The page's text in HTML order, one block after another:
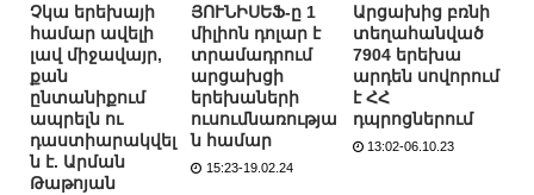
Չկա երեխայի
համար ավելի
լավ միջավայր,
քան
ընտանիքում
ապրելն ու
դաստիարակվել
ն է. Արման
Թաթոյան
ՅՈՒՆԻՍԵՖ-ը 1
միլիոն դոլար է
տրամադրում
արցախցի
երեխաների
ուսումնառությա
ն համար
15:23-19.02.24
Արցախից բռնի
տեղահանված
7904 երեխա
արդեն սովորում
է ՀՀ
դպրոցներում
13:02-06.10.23